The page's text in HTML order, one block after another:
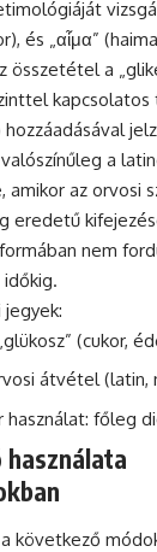
és „αἷμα”
összetétel a
kapcsolatos
hozzáadásával
a
amikor az orvosi
nem
(cukor,
átvétel
használat: főleg
használata
következő